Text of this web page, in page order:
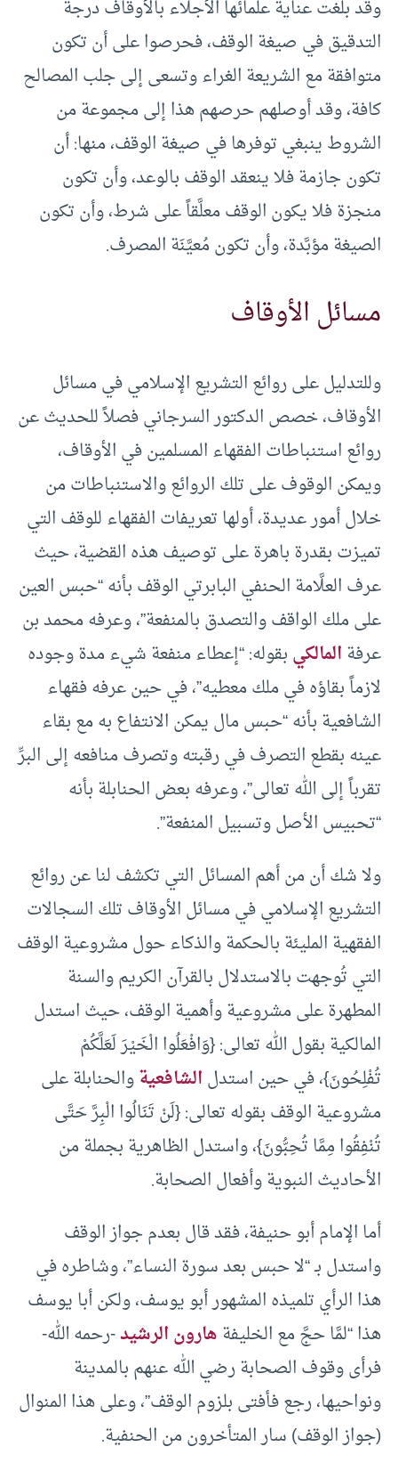
وقد بلغت عناية علمائها الأجلاء بالأوقاف درجة
التدقيق في صيغة الوقف، فحرصوا على أن تكون
متوافقة مع الشريعة الغراء وتسعى إلى جلب المصالح
كافة، وقد أوصلهم حرصهم هذا إلى مجموعة من
الشروط ينبغي توفرها في صيغة الوقف، منها: أن
تكون جازمة فلا ينعقد الوقف بالوعد، وأن تكون
منجزة فلا يكون الوقف معلَّقاً على شرط، وأن تكون
الصيغة مؤبَّدة، وأن تكون مُعيَّنَة المصرف.
مسائل الأوقاف
وللتدليل على روائع التشريع الإسلامي في مسائل
الأوقاف، خصص الدكتور السرجاني فصلاً للحديث عن
روائع استنباطات الفقهاء المسلمين في الأوقاف،
ويمكن الوقوف على تلك الروائع والاستنباطات من
خلال أمور عديدة، أولها تعريفات الفقهاء للوقف التي
تميزت بقدرة باهرة على توصيف هذه القضية، حيث
عرف العلَّامة الحنفي البابرتي الوقف بأنه “حبس العين
على ملك الواقف والتصدق بالمنفعة”، وعرفه محمد بن
عرفةالمالكيبقوله: “إعطاء منفعة شيء مدة وجوده
لازماً بقاؤه في ملك معطيه”، في حين عرفه فقهاء
الشافعية بأنه “حبس مال يمكن الانتفاع به مع بقاء
عينه بقطع التصرف في رقبته وتصرف منافعه إلى البرِّ
تقرباً إلى الله تعالى”، وعرفه بعض الحنابلة بأنه
“تحبيس الأصل وتسبيل المنفعة”.
ولا شك أن من أهم المسائل التي تكشف لنا عن روائع
التشريع الإسلامي في مسائل الأوقاف تلك السجالات
الفقهية المليئة بالحكمة والذكاء حول مشروعية الوقف
التي تُوجهت بالاستدلال بالقرآن الكريم والسنة
المطهرة على مشروعية وأهمية الوقف، حيث استدل
المالكية بقول الله تعالى: {وَافْعَلُوا الْخَيْرَ لَعَلَّكُمْ
تُفْلِحُونَ}، في حين استدلالشافعيةوالحنابلة على
مشروعية الوقف بقوله تعالى: {لَنْ تَنَالُوا الْبِرَّ حَتَّى
تُنْفِقُوا مِمَّا تُحِبُّونَ}، واستدل الظاهرية بجملة من
الأحاديث النبوية وأفعال الصحابة.
أما الإمام أبو حنيفة، فقد قال بعدم جواز الوقف
واستدل بـ “لا حبس بعد سورة النساء”، وشاطره في
هذا الرأي تلميذه المشهور أبو يوسف، ولكن أبا يوسف
هذا “لمَّا حجَّ مع الخليفةهارون الرشيد-رحمه الله-
فرأى وقوف الصحابة رضي الله عنهم بالمدينة
ونواحيها، رجع فأفتى بلزوم الوقف”، وعلى هذا المنوال
(جواز الوقف) سار المتأخرون من الحنفية.